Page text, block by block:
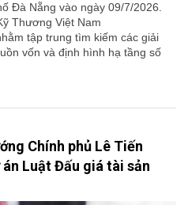
Đà Nẵng vào ngày 09/7/2026.
Thương Việt Nam
tập trung tìm kiếm các giải
vốn và định hình hạ tầng số
Chính phủ Lê Tiến
Luật Đấu giá tài sản